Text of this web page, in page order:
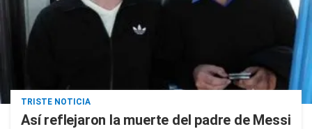
TRISTE NOTICIA
Así reflejaron la muerte del padre de Messi